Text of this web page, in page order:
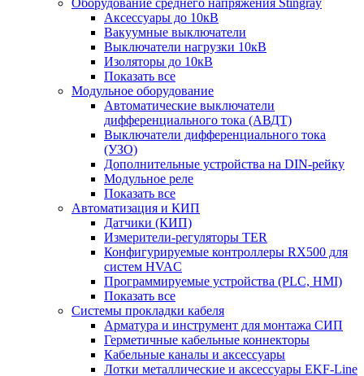
Оборудование среднего напряжения Stingray
Аксессуары до 10кВ
Вакуумные выключатели
Выключатели нагрузки 10кВ
Изоляторы до 10кВ
Показать все
Модульное оборудование
Автоматические выключатели
дифференциального тока (АВДТ)
Выключатели дифференциального тока
(УЗО)
Дополнительные устройства на DIN-рейку
Модульное реле
Показать все
Автоматизация и КИП
Датчики (КИП)
Измерители-регуляторы TER
Конфигурируемые контроллеры RX500 для
систем HVAC
Программируемые устройства (PLC, HMI)
Показать все
Системы прокладки кабеля
Арматура и инструмент для монтажа СИП
Герметичные кабельные коннекторы
Кабельные каналы и аксессуары
Лотки металлические и аксессуары EKF-Line